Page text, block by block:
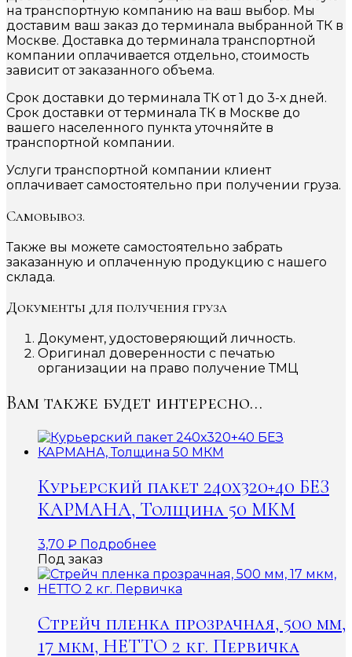
на транспортную компанию на ваш выбор. Мы
доставим ваш заказ до терминала выбранной ТК в
Москве. Доставка до терминала транспортной
компании оплачивается отдельно, стоимость
зависит от заказанного объема.
Срок доставки до терминала ТК от 1 до 3-х дней.
Срок доставки от терминала ТК в Москве до
вашего населенного пункта уточняйте в
транспортной компании.
Услуги транспортной компании клиент
оплачивает самостоятельно при получении груза.
Самовывоз.
Также вы можете самостоятельно забрать
заказанную и оплаченную продукцию с нашего
склада.
Документы для получения груза
Документ, удостоверяющий личность.
Оригинал доверенности с печатью
организации на право получение ТМЦ
Вам также будет интересно…
Курьерский пакет 240х320+40 БЕЗ
КАРМАНА, Толщина 50 МКМ
3,70 ₽ Подробнее
Под заказ
Стрейч пленка прозрачная, 500 мм,
17 мкм, НЕТТО 2 кг. Первичка